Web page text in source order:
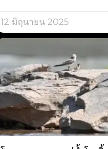
12 มิถุนายน 2025